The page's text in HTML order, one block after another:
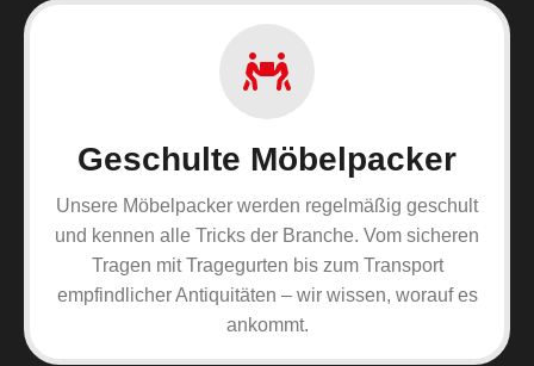
Geschulte Möbelpacker
Unsere Möbelpacker werden regelmäßig geschult
und kennen alle Tricks der Branche. Vom sicheren
Tragen mit Tragegurten bis zum Transport
empfindlicher Antiquitäten – wir wissen, worauf es
ankommt.